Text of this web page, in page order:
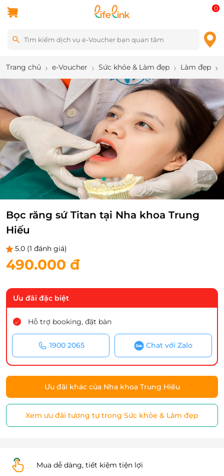
0
Trang chủ e-Voucher Sức khỏe & Làm đẹp Làm đẹp
1/3
Bọc răng sứ Titan tại Nha khoa Trung
Hiếu
5.0 (1 đánh giá)
490.000 đ
Ưu đãi đặc biệt
Hỗ trợ booking, đặt bàn
1900 2065 Chat với Zalo
Ưu đãi khác của Nha khoa Trung Hiếu
Xem ưu đãi tương tự trong Sức khỏe & Làm đẹp
Mua dễ dàng, tiết kiệm tiện lợi